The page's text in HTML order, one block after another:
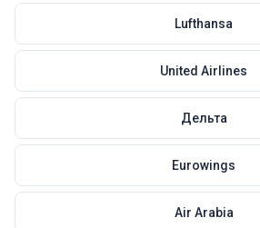
Lufthansa
United Airlines
Дельта
Eurowings
Air Arabia